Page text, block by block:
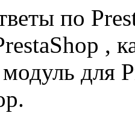
по
,
модуль для